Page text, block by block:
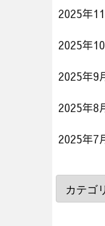
2025年
2025年
2025年9
2025年8
2025年7